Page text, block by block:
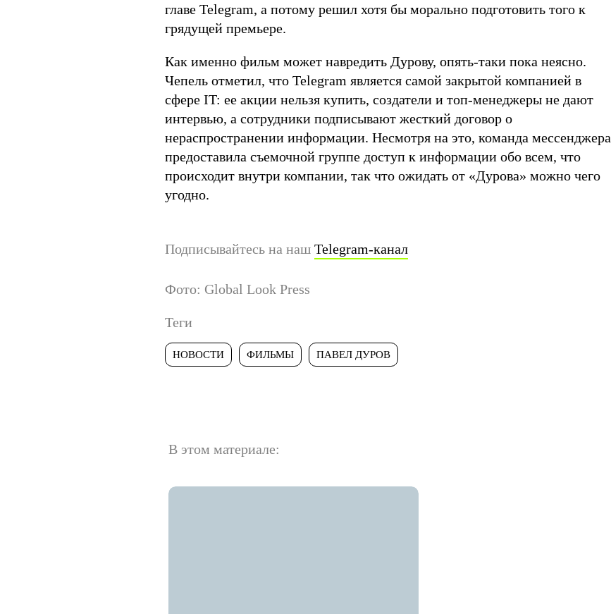
главе Telegram, а потому решил хотя бы морально подготовить того к
грядущей премьере.
Как именно фильм может навредить Дурову, опять-таки пока неясно.
Чепель отметил, что Telegram является самой закрытой компанией в
сфере IT: ее акции нельзя купить, создатели и топ-менеджеры не дают
интервью, а сотрудники подписывают жесткий договор о
нераспространении информации. Несмотря на это, команда мессенджера
предоставила съемочной группе доступ к информации обо всем, что
происходит внутри компании, так что ожидать от «Дурова» можно чего
угодно.
Подписывайтесь на наш Telegram-канал
Фото: Global Look Press
Теги
НОВОСТИ ФИЛЬМЫ ПАВЕЛ ДУРОВ
В этом материале: